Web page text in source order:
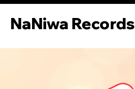
NaNiwa Records
NaNiwa Records